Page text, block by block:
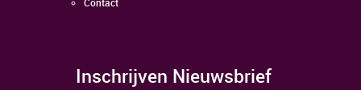
Contact
Inschrijven Nieuwsbrief